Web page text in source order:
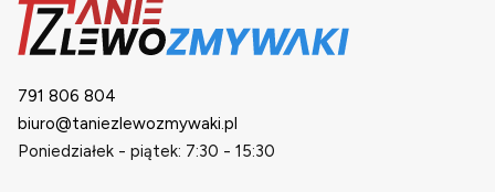
791 806 804
biuro@taniezlewozmywaki.pl
Poniedziałek - piątek: 7:30 - 15:30